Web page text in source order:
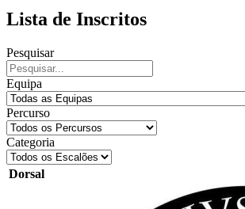
Lista de Inscritos
Pesquisar
Equipa
Percurso
Categoria
Dorsal